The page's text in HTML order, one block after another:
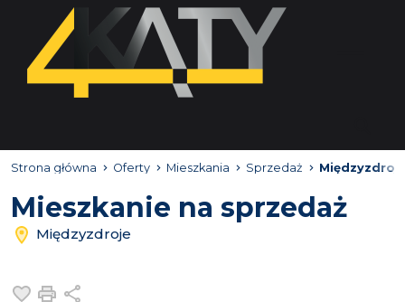
Strona główna Oferty Mieszkania Sprzedaż
Mieszkanie na sprzedaż
Międzyzdroje
Dodaj do ulubionych
Drukuj